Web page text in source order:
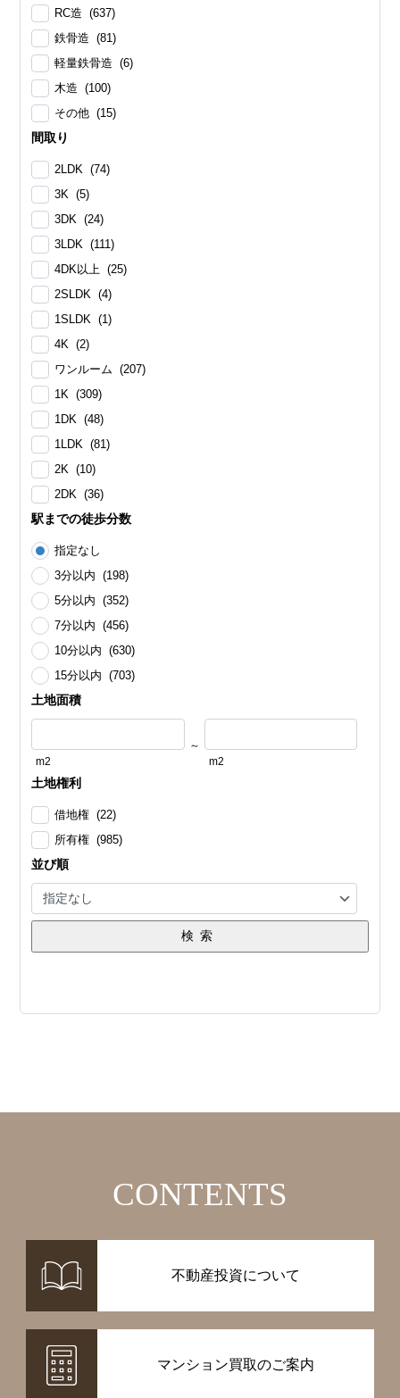
RC造 (637)
鉄骨造 (81)
軽量鉄骨造 (6)
木造 (100)
その他 (15)
間取り
2LDK (74)
3K (5)
3DK (24)
3LDK (111)
4DK以上 (25)
2SLDK (4)
1SLDK (1)
4K (2)
ワンルーム (207)
1K (309)
1DK (48)
1LDK (81)
2K (10)
2DK (36)
駅までの徒歩分数
指定なし
3分以内 (198)
5分以内 (352)
7分以内 (456)
10分以内 (630)
15分以内 (703)
土地面積
m2
～
m2
土地権利
借地権 (22)
所有権 (985)
並び順
検索
CONTENTS
不動産投資について
マンション買取のご案内